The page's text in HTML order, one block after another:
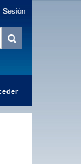
Sesión